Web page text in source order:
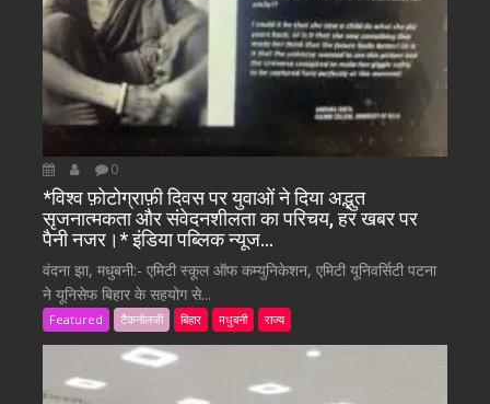
0
*विश्व फ़ोटोग्राफ़ी दिवस पर युवाओं ने दिया अद्भुत
सृजनात्मकता और संवेदनशीलता का परिचय, हर खबर पर
पैनी नजर।* इंडिया पब्लिक न्यूज…
वंदना झा, मधुबनी:- एमिटी स्कूल ऑफ कम्युनिकेशन, एमिटी यूनिवर्सिटी पटना
ने यूनिसेफ बिहार के सहयोग से...
Featured टैकनोलजी बिहार मधुबनी राज्य